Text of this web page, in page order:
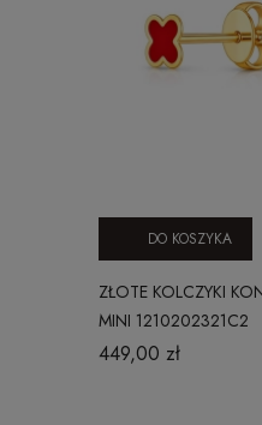
ZŁOTE KOLCZYKI
MINI 1210202321C2
449,00 zł
DO KOSZYKA